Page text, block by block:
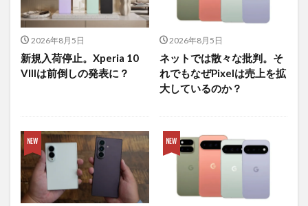
2026年8月5日
新規入荷停止。Xperia 10
VIIIは前倒しの発表に？
2026年8月5日
ネットでは散々な批判。そ
れでもなぜPixelは売上を拡
大しているのか？